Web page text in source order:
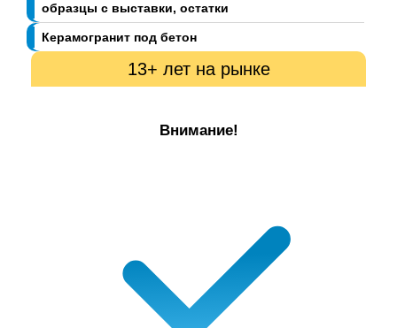
образцы с выставки, остатки
Керамогранит под бетон
13+ лет на рынке
Внимание!